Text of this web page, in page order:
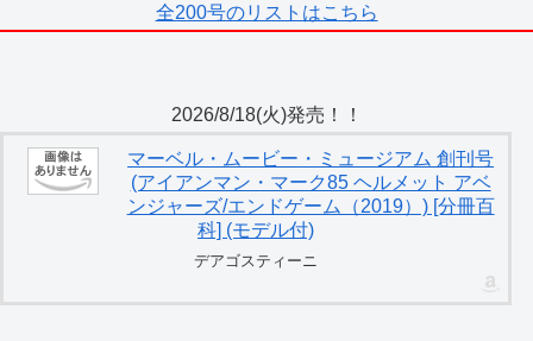
全200号のリストはこちら
2026/8/18(火)発売！！
マーベル・ムービー・ミュージアム 創刊号
(アイアンマン・マーク85 ヘルメット アベ
ンジャーズ/エンドゲーム（2019）) [分冊百
科] (モデル付)
デアゴスティーニ